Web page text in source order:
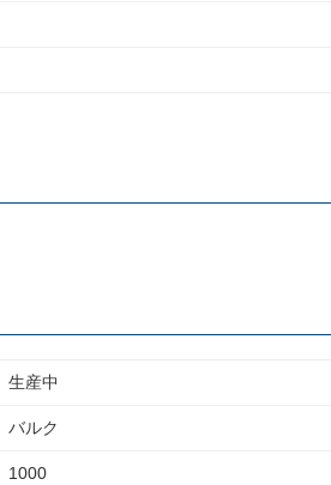
生産中
バルク
1000